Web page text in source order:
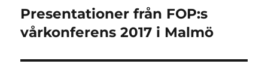
Nästa
inlägg:
Presentationer från FOP:s
vårkonferens 2017 i Malmö